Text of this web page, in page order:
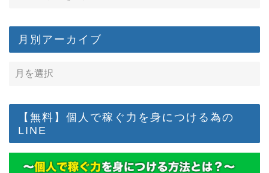
月別アーカイブ
【無料】個人で稼ぐ力を身につける為の
LINE